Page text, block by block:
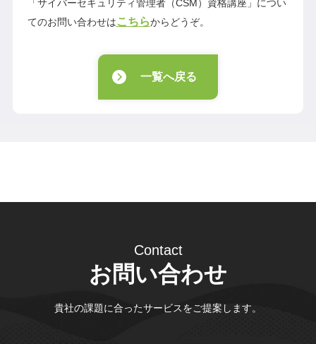
「サイバーセキュリティ管理者（CSM）資格講座」につい
てのお問い合わせはこちらからどうぞ。
一覧へ戻る
Contact
お問い合わせ
貴社の課題に合ったサービスをご提案します。